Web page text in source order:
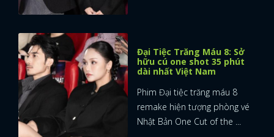
Đại Tiệc Trăng Máu 8: Sở
hữu cú one shot 35 phút
dài nhất Việt Nam
Phim Đại tiệc trăng máu 8
remake hiện tượng phòng vé
Nhật Bản One Cut of the ...